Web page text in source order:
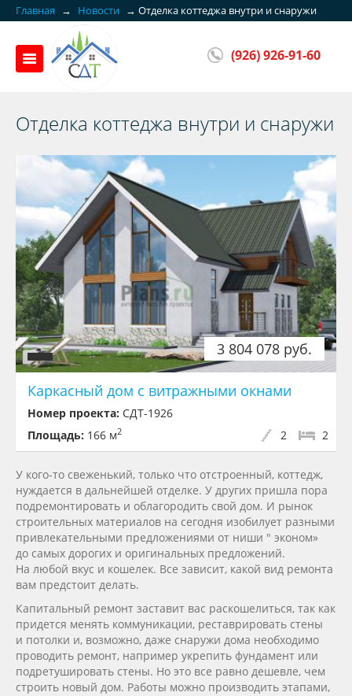
Главная → Новости → Отделка коттеджа внутри и снаружи
(926) 926-91-60
Отделка коттеджа внутри и снаружи
3 804 078 руб.
Каркасный дом с витражными окнами
Номер проекта: СДТ-1926
Площадь: 166 м2 2
2
У кого-то свеженький, только что отстроенный, коттедж,
нуждается в дальнейшей отделке. У других пришла пора
подремонтировать и облагородить свой дом. И рынок
строительных материалов на сегодня изобилует разными
привлекательными предложениями от ниши " эконом»
до самых дорогих и оригинальных предложений.
На любой вкус и кошелек. Все зависит, какой вид ремонта
вам предстоит делать.
Капитальный ремонт заставит вас раскошелиться, так как
придется менять коммуникации, реставрировать стены
и потолки и, возможно, даже снаружи дома необходимо
проводить ремонт, например укрепить фундамент или
подретушировать стены. Но это все равно дешевле, чем
строить новый дом. Работы можно производить этапами,